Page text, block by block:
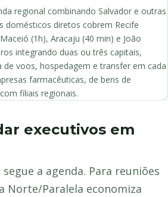
regional combinando Salvador e outras
domésticos diretos cobrem Recife
(1h), Aracaju (40 min) e João
integrando duas ou três capitais,
de voos, hospedagem e transfer em cada
farmacêuticas, de bens de
filiais regionais.
executivos em
a agenda. Para reuniões
Norte/Paralela economiza